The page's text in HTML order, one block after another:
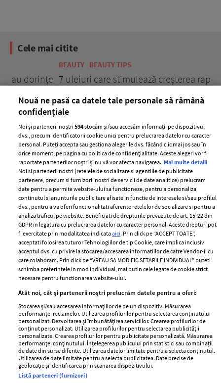
Cele mai citite
BEAUTY TIPS
7 uleiuri care stimulează creșterea rapidă a
ELLE Style Awards
2024
Despre ELLE
Romania
Contact
Abonamente
Termeni si conditii
Politica de
confidențialitate
Politica de cookies
Publicitate
GSP
Unica
Baby
Retete
femei
Viva
Avantaje
Retete practice
Pariază responsabil! Decizia ONJN nr. 821/25.09.2025.
Jocurile de noroc sunt interzise minorilor.
Nouă ne pasă ca datele tale personale să rămână
confidențiale
Noi și partenerii noștri594stocăm și/sau accesăm informații pe dispozitivul
dvs., precum identificatorii cookie unici pentru prelucrarea datelor cu caracter
personal. Puteți accepta sau gestiona alegerile dvs. făcând clic mai jos sau în
orice moment, pe pagina cu politica de confidențialitate. Aceste alegeri vor fi
raportate partenerilor noștri și nu vă vor afecta navigarea. Mai multe detalii
Noi si partenerii nostri (retelele de socializare si agentiile de publicitate
partenere, precum si furnizorii nostri de servicii de date analitice) prelucram
date pentru a permite website-ului sa functioneze, pentru a personaliza
continutul si anunturile publicitare afisate in functie de interesele si/sau profilul
dvs., pentru a va oferi functionalitati aferente retelelor de socializare si pentru a
analiza traficul pe website. Beneficiati de drepturile prevazute de art. 15-22 din
GDPR in legatura cu prelucrarea datelor cu caracter personal. Aceste drepturi pot
fi exercitate prin modalitatea indicataaici. Prin click pe “ACCEPT TOATE”,
acceptati folosirea tuturor Tehnologiilor de tip Cookie, care implica inclusiv
acceptul dvs. cu privire la stocarea/accesarea informatiilor de catre Vendor-ii cu
care colaboram. Prin click pe “VREAU SA MODIFIC SETARILE INDIVIDUAL” puteti
schimba preferintele in mod individual, mai putin cele legate de cookie strict
necesare pentru functionarea website-ului.
Atât noi, cât și partenerii noștri prelucrăm datele pentru a oferi:
Stocarea și/sau accesarea informațiilor de pe un dispozitiv. Măsurarea
performanței reclamelor. Utilizarea profilurilor pentru selectarea conținutului
personalizat. Dezvoltarea și îmbunătățirea serviciilor. Crearea profilurilor de
conținut personalizat. Utilizarea profilurilor pentru selectarea publicității
personalizate. Crearea profilurilor pentru publicitate personalizată. Măsurarea
performanței conținutului. Înțelegerea publicului prin statistici sau combinații
de date din surse diferite. Utilizarea datelor limitate pentru a selecta conținutul.
Utilizarea de date limitate pentru a selecta publicitatea. Date precise de
geolocație și identificarea prin scanarea dispozitivului.
Listă parteneri (furnizori)